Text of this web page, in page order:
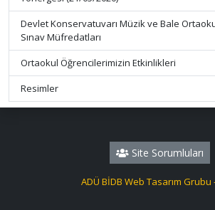
Devlet Konservatuvarı Müzik ve Bale
Sınav Müfredatları
Ortaokul Öğrencilerimizin Etkinlikleri
Resimler
Site Sorumluları
ADÜ BİDB Web Tasarım Grubu